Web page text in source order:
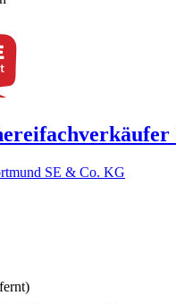
SE & Co. KG